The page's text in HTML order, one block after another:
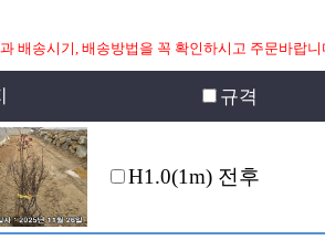
배송시기, 배송방법을 꼭 확인하시고 주문바랍니
규격
H1.0(1m) 전후